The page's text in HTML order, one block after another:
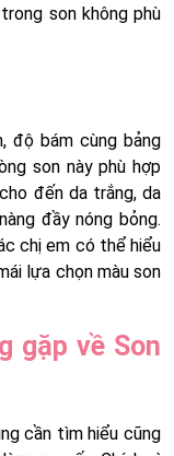
son không phù
độ bám cùng bảng
son này phù hợp
đến da trắng, da
đầy nóng bỏng.
chị em có thể hiểu
lựa chọn màu son
gặp về Son
cần tìm hiểu cũng